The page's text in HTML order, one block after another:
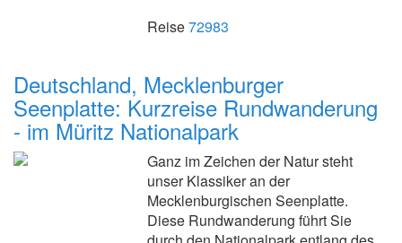
Reise72983
Deutschland, Mecklenburger
Seenplatte: Kurzreise Rundwanderung
- im Müritz Nationalpark
Ganz im Zeichen der Natur steht
unser Klassiker an der
Mecklenburgischen Seenplatte.
Diese Rundwanderung führt Sie